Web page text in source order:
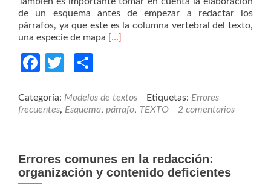
de un esquema antes de empezar a redactar los
párrafos, ya que este es la columna vertebral del texto,
una especie de mapa Read
en
la
[…]
Facebook
Twitter
Categoría: Modelos de textos Etiquetas: Errores
frecuentes, Esquema, párrafo, TEXTO 2 comentarios
Errores comunes en la redacción:
organización y contenido deficientes